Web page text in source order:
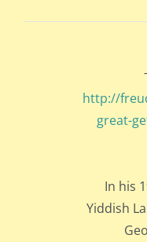
http://
great-
In his
Yiddish